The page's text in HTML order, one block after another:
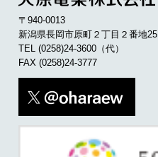
〒940-0013
新潟県長岡市原町２丁目２番地25
TEL(0258)24-3600 （代）
FAX (0258)24-3777